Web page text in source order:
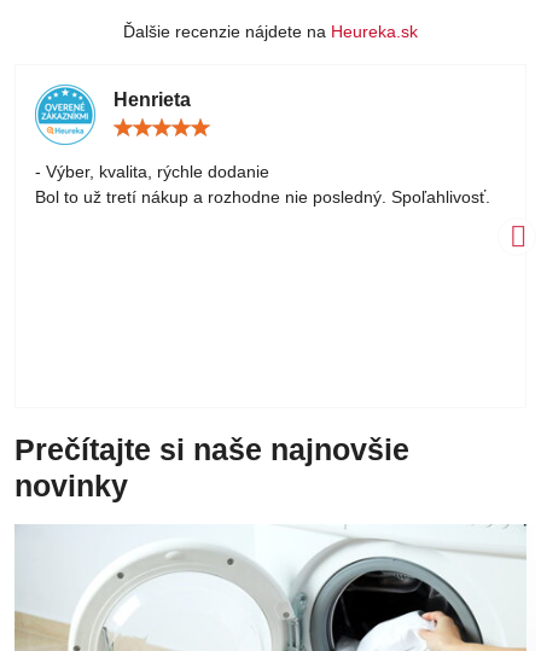
Ďalšie recenzie nájdete na Heureka.sk
Henrieta
- Výber, kvalita, rýchle dodanie
Bol to už tretí nákup a rozhodne nie posledný. Spoľahlivosť.
Prečítajte si naše najnovšie
novinky